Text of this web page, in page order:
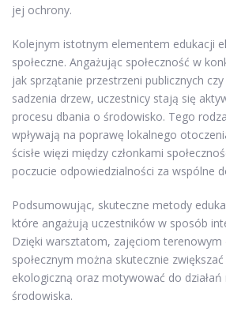
jej ochrony.
Kolejnym istotnym elementem edukacji
społeczne. Angażując społeczność w
jak sprzątanie przestrzeni publicznych
sadzenia drzew, uczestnicy stają się
procesu dbania o środowisko. Tego
wpływają na poprawę lokalnego
ścisłe więzi między członkami
poczucie odpowiedzialności za wspólne
Podsumowując, skuteczne metody
które angażują uczestników w sposób
Dzięki warsztatom, zajęciom
społecznym można skutecznie
ekologiczną oraz motywować do
środowiska.